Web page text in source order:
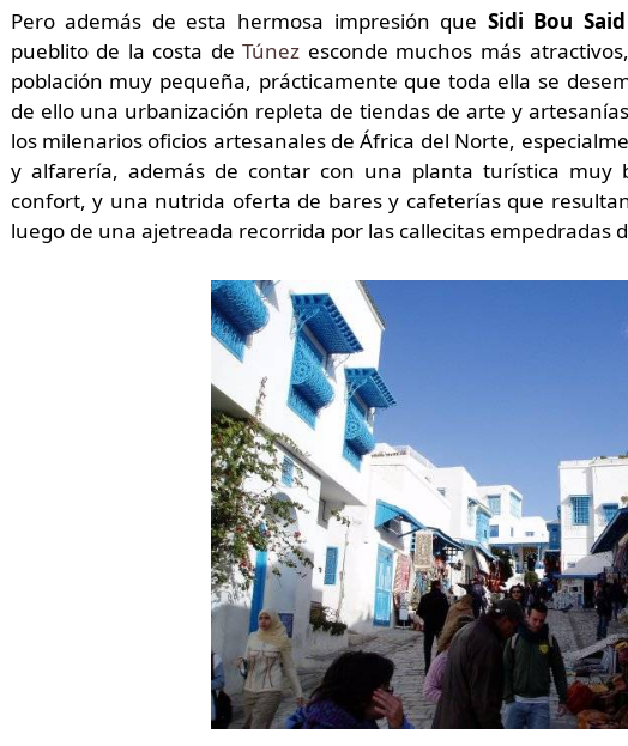
Pero además de esta hermosa impresión que Sidi Bou Said
pueblito de la costa deTúnez esconde muchos más
población muy pequeña, prácticamente que toda ella se
de ello una urbanización repleta de tiendas de arte y
los milenarios oficios artesanales de África del Norte,
y alfarería, además de contar con una planta turística muy
confort, y una nutrida oferta de bares y cafeterías que
luego de una ajetreada recorrida por las callecitas empedradas